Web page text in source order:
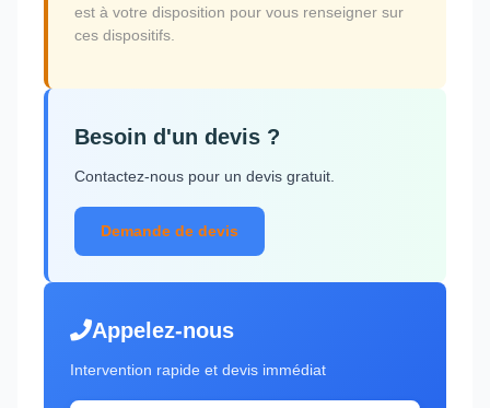
est à votre disposition pour vous renseigner sur
ces dispositifs.
Besoin d'un devis ?
Contactez-nous pour un devis gratuit.
Demande de devis
Appelez-nous
Intervention rapide et devis immédiat